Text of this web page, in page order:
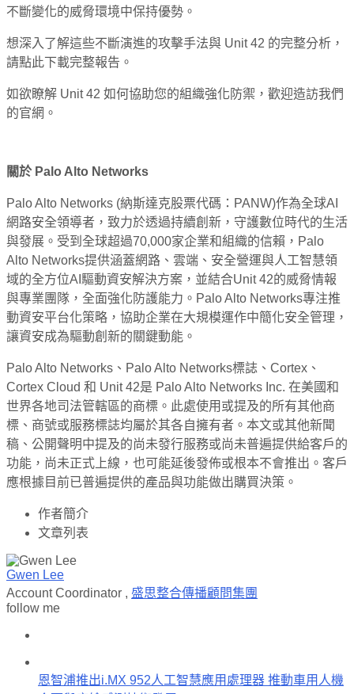
不斷變化的威脅環境中保持優勢。
想深入了解這些不斷演進的攻擊手法與 Unit 42 的完整分析，
請點此下載完整報告。
如欲瞭解 Unit 42 如何協助您的組織強化防禦，歡迎造訪我們
的官網。
關於 Palo Alto Networks
Palo Alto Networks (納斯達克股票代碼：PANW)作為全球AI
網路安全領導者，致力於透過持續創新，守護數位時代的生活
與發展。受到全球超過70,000家企業和組織的信賴，Palo
Alto Networks提供涵蓋網路、雲端、安全營運與人工智慧領
域的全方位AI驅動資安解決方案，並結合Unit 42的威脅情報
與專業團隊，全面強化防護能力。Palo Alto Networks專注推
動資安平台化策略，協助企業在大規模運作中簡化安全管理，
讓資安成為驅動創新的關鍵動能。
Palo Alto Networks、Palo Alto Networks標誌、Cortex、
Cortex Cloud 和 Unit 42是 Palo Alto Networks Inc. 在美國和
世界各地司法管轄區的商標。此處使用或提及的所有其他商
標、商號或服務標誌均屬於其各自擁有者。本文或其他新聞
稿、公開聲明中提及的尚未發行服務或尚未普遍提供給客戶的
功能，尚未正式上線，也可能延後發佈或根本不會推出。客戶
應根據目前已普遍提供的產品與功能做出購買決策。
作者簡介
文章列表
Gwen Lee
Account Coordinator , 盛思整合傳播顧問集團
follow me
恩智浦推出i.MX 952人工智慧應用處理器 推動車用人機